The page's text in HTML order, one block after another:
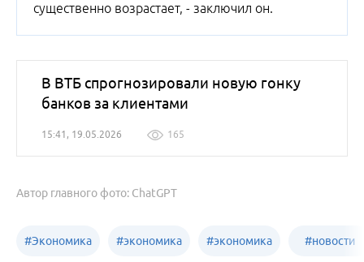
существенно возрастает, - заключил он.
В ВТБ спрогнозировали новую гонку
банков за клиентами
15:41, 19.05.2026 165
Автор главного фото: ChatGPT
#Экономика #экономика #экономика #новости